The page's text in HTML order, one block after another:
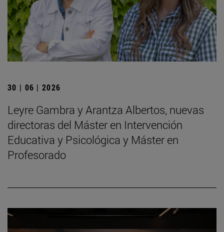
30 | 06 | 2026
Leyre Gambra y Arantza Albertos, nuevas
directoras del Máster en Intervención
Educativa y Psicológica y Máster en
Profesorado